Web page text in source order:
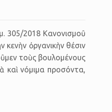
305/2018 Κανονισμοῦ
ὀργανικὴν θέσιν
τοὺς βου­λο­μέ­νους
καὶ νό­μι­μα προ­σόν­τα,